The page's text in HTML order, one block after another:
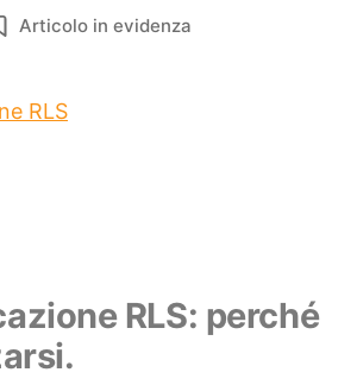
Articolo in evidenza
RLS: perché